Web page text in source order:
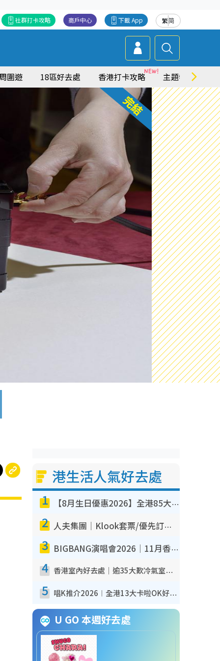
繁简
下載 App
商戶中心
社群打卡攻略
圍遊 18區好去處 香港打卡攻略 主題特集
港生活人氣好去處
1 【8月生日優惠2026】全港85大食買玩著數攻略 自助餐/火鍋放題同行免費＋誠品/DONKI送現金券
2 人夫集團｜Klook套票/優先訂票/公開發售搶飛攻略！附票價.購票連結.場地座位表
3 BIGBANG演唱會2026｜11月香港啟德開3場！實名制VIP申請、優先購票攻略
4 香港室內好去處｜逾35大歎冷氣室內好去處推介 室內活動免費避雨無懼落雨
5 唱K推介2026︱全港13大卡啦OK好去處！最平$36起 日文K都有！(附地址+收費詳情)
U GO 本週好去處